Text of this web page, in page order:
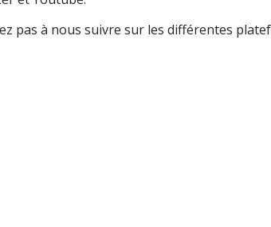
pas à nous suivre sur les différentes